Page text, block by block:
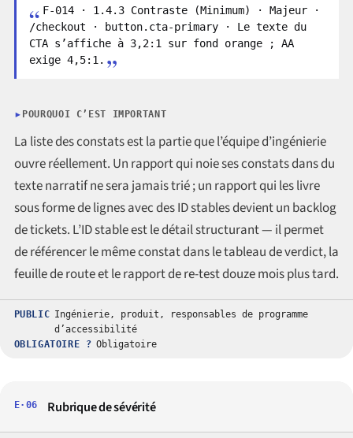
F-014 · 1.4.3 Contraste (Minimum) · Majeur ·
/checkout · button.cta-primary · Le texte du
CTA s’affiche à 3,2:1 sur fond orange ; AA
exige 4,5:1.
POURQUOI C’EST IMPORTANT
La liste des constats est la partie que l’équipe d’ingénierie
ouvre réellement. Un rapport qui noie ses constats dans du
texte narratif ne sera jamais trié ; un rapport qui les livre
sous forme de lignes avec des ID stables devient un backlog
de tickets. L’ID stable est le détail structurant — il permet
de référencer le même constat dans le tableau de verdict, la
feuille de route et le rapport de re-test douze mois plus tard.
PUBLIC Ingénierie, produit, responsables de programme
d’accessibilité
OBLIGATOIRE ? Obligatoire
E·06 Rubrique de sévérité